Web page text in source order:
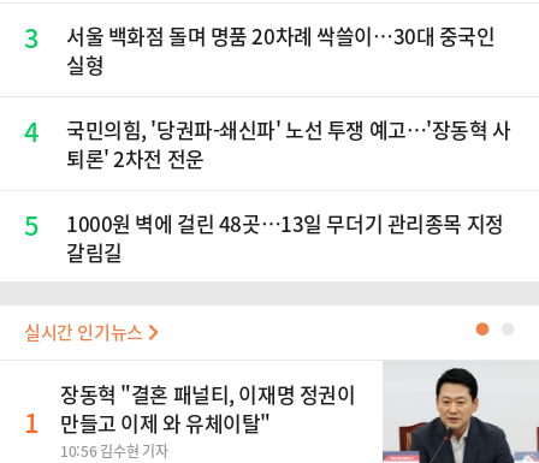
3
서울 백화점 돌며 명품 20차례 싹쓸이…30대 중국인
실형
4
국민의힘, '당권파-쇄신파' 노선 투쟁 예고…'장동혁 사
퇴론' 2차전 전운
5
1000원 벽에 걸린 48곳…13일 무더기 관리종목 지정
갈림길
실시간 인기뉴스 ●
1
장동혁 "결혼 패널티, 이재명 정권이
만들고 이제 와 유체이탈"
10:56 김수현 기자